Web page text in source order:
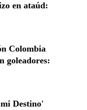
en ataúd:
Colombia
goleadores:
Destino'